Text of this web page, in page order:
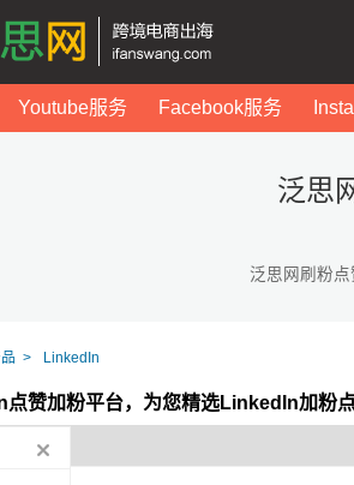
Youtube服务 Facebook服务
泛思
泛思网刷粉
LinkedIn
点赞加粉平台，为您精选LinkedIn加粉